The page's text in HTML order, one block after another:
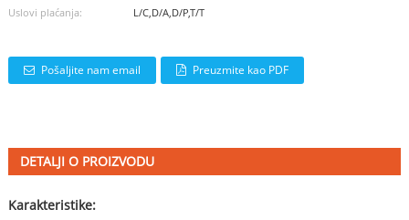
Uslovi plaćanja:
L/C,D/A,D/P,T/T
Pošaljite nam email Preuzmite kao PDF
DETALJI O PROIZVODU
Karakteristike: